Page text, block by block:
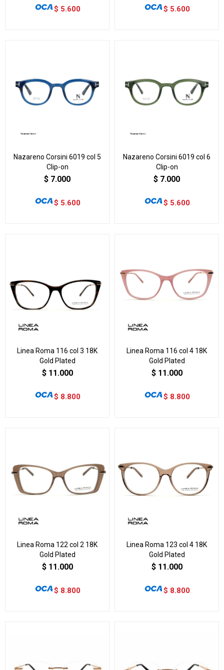
$ 5.600 $ 5.600
Nazareno Corsini 6019 col 5
Clip-on
$ 7.000
$ 5.600
Nazareno Corsini 6019 col 6
Clip-on
$ 7.000
$ 5.600
Linea Roma 116 col 3 18K
Gold Plated
$ 11.000
$ 8.800
Linea Roma 116 col 4 18K
Gold Plated
$ 11.000
$ 8.800
Linea Roma 122 col 2 18K
Gold Plated
$ 11.000
$ 8.800
Linea Roma 123 col 4 18K
Gold Plated
$ 11.000
$ 8.800